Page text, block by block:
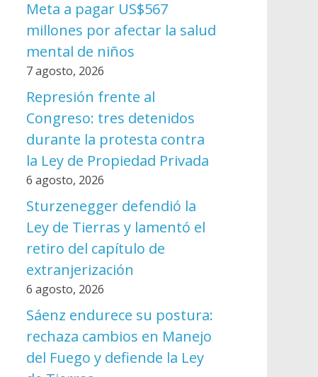
Meta a pagar US$567
millones por afectar la salud
mental de niños
7 agosto, 2026
Represión frente al
Congreso: tres detenidos
durante la protesta contra
la Ley de Propiedad Privada
6 agosto, 2026
Sturzenegger defendió la
Ley de Tierras y lamentó el
retiro del capítulo de
extranjerización
6 agosto, 2026
Sáenz endurece su postura:
rechaza cambios en Manejo
del Fuego y defiende la Ley